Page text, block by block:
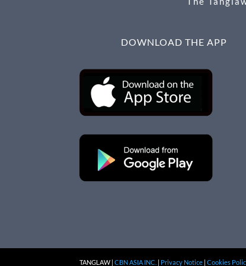
DOWNLOAD THE APP
TANGLAW |CBN ASIA INC. Privacy Notice |Cookies